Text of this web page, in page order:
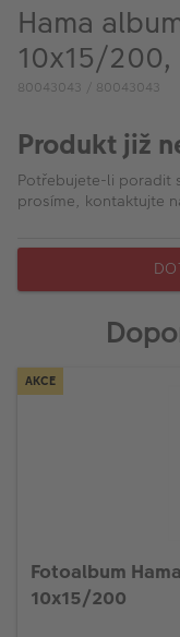
FOTO BAZAR
Akce a slevy
Hama
10x15/
80043043 / 80043043
Produkt již
Potřebujete-li poradit
prosíme, kontaktujte
AKCE
Fotoalbum
10x15/200